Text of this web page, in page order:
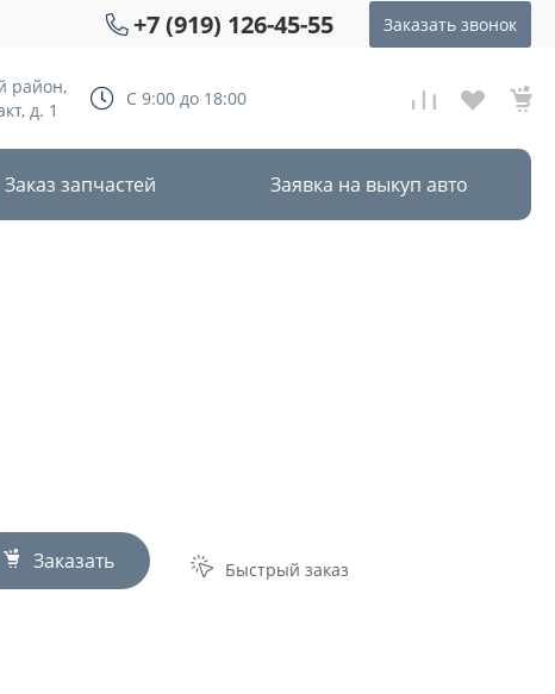
+7 (919) 126-45-55 Заказать звонок
район,
д. 1
С 9:00 до 18:00
Заказ запчастей Заявка на выкуп авто
Заказать Быстрый заказ